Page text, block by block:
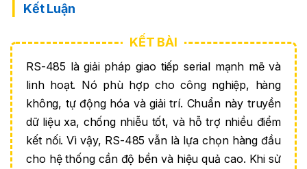
Kết Luận
RS-485 là giải pháp giao tiếp serial mạnh mẽ và
linh hoạt. Nó phù hợp cho công nghiệp, hàng
không, tự động hóa và giải trí. Chuẩn này truyền
dữ liệu xa, chống nhiễu tốt, và hỗ trợ nhiều điểm
kết nối. Vì vậy, RS-485 vẫn là lựa chọn hàng đầu
cho hệ thống cần độ bền và hiệu quả cao. Khi sử